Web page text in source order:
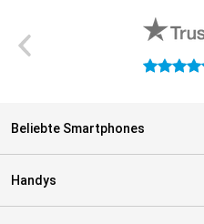
4.9 Sterne
Beliebte Smartphones
Handys